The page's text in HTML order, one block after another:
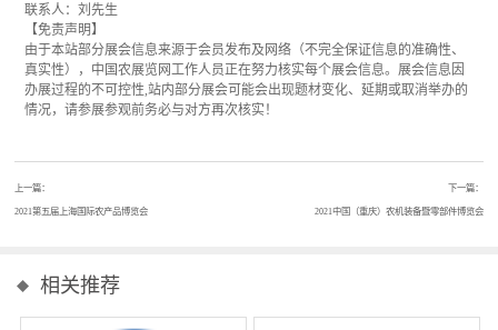
联系人：刘先生
【免责声明】
由于本站部分展会信息来源于会员发布及网络（不完全保证信息的准确性、
真实性），中国农展览网工作人员正在努力核实每个展会信息。展会信息因
办展过程的不可控性,站内部分展会可能会出现题材变化、延期或取消举办的
情况，请参展参观前务必与对方再次核实！
上一篇：
2021第五届上海国际农产品博览会
下一篇：
2021中国（重庆）农机装备暨零部件博览会
相关推荐